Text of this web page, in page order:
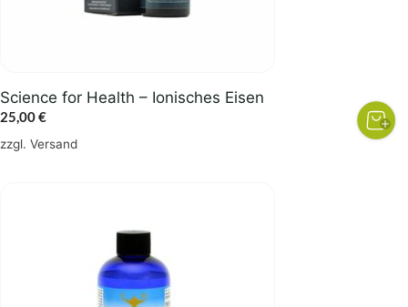
Science for Health – Ionisches Eisen
25,00€
zzgl. Versand